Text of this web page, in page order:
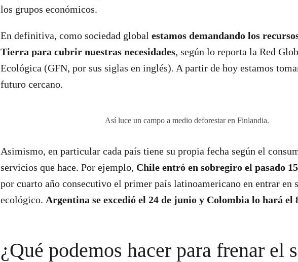
los grupos económicos.
En definitiva, como sociedad global estamos demandando los
Tierra para cubrir nuestras necesidades, según lo reporta la Red
Ecológica (GFN, por sus siglas en inglés). A partir de hoy estamos
futuro cercano.
Así luce un campo a medio deforestar en Finlandia.
Asimismo, en particular cada país tiene su propia fecha según el
servicios que hace. Por ejemplo, Chile entró en sobregiro el pasado
por cuarto año consecutivo el primer país latinoamericano en entrar en
ecológico. Argentina se excedió el 24 de junio y Colombia lo hará el
¿Qué podemos hacer para frenar el